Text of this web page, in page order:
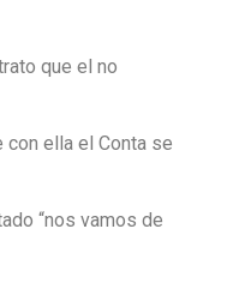
que el no
ella el Conta se
“nos vamos de